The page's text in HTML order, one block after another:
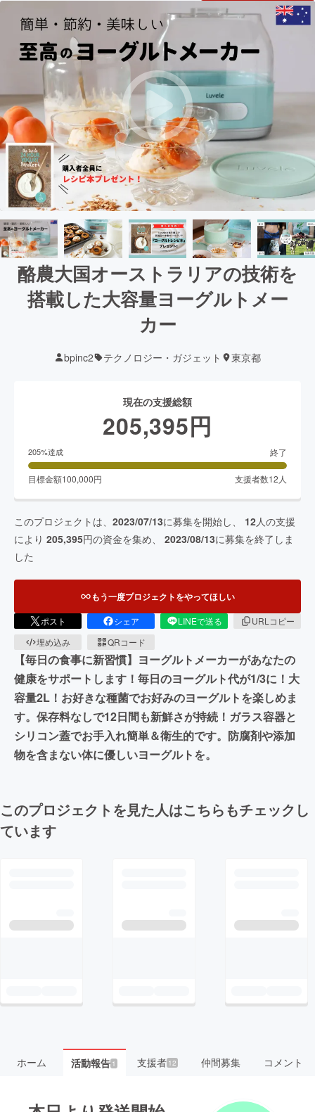
酪農大国オーストラリアの技術を
搭載した大容量ヨーグルトメー
カー
bpinc2 テクノロジー・ガジェット 東京都
現在の支援総額
205,395円
205%達成 終了
目標金額100,000円 支援者数12 人
このプロジェクトは、 2023/07/13に募集を開始し、 12人の支援
により 205,395円の資金を集め、 2023/08/13に募集を終了しま
した
もう一度プロジェクトをやってほしい
ポスト シェア LINEで送る
URLコピー
埋め込み
QRコード
【毎日の食事に新習慣】ヨーグルトメーカーがあなたの
健康をサポートします！毎日のヨーグルト代が1/3に！大
容量2L！お好きな種菌でお好みのヨーグルトを楽しめま
す。保存料なしで12日間も新鮮さが持続！ガラス容器と
シリコン蓋でお手入れ簡単＆衛生的です。防腐剤や添加
物を含まない体に優しいヨーグルトを。
このプロジェクトを見た人はこちらもチェックし
ています
ホーム 活動報告1 支援者 12 仲間募集 コメント